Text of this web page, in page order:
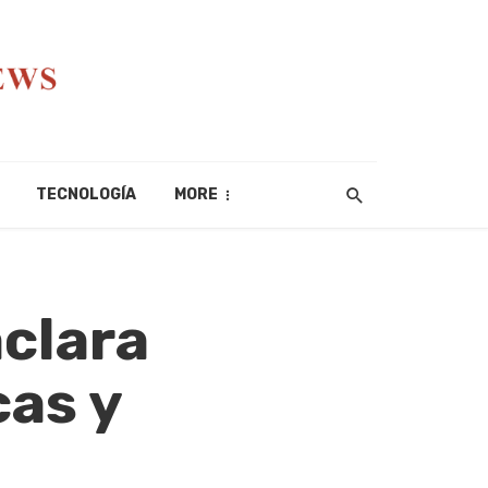
TECNOLOGÍA MORE
y